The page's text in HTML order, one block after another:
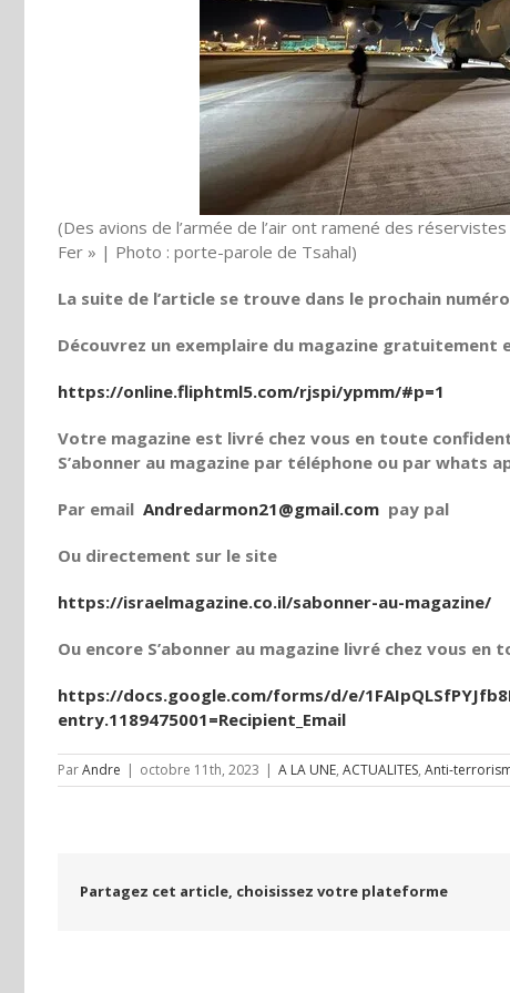
(Des avions de l’armée de l’air ont ramené des
Fer » | Photo : porte-parole de Tsahal)
La suite de l’article se trouve dans le prochain
Découvrez un exemplaire du magazine
https://online.fliphtml5.com/rjspi/ypmm/#p=1
Votre magazine est livré chez vous en toute
S’abonner au magazine par téléphone ou par whats
Par email Andredarmon21@gmail.com pay pal
Ou directement sur le site
https://israelmagazine.co.il/sabonner-au-magazine/
Ou encore S’abonner au magazine livré chez vous
https://docs.google.com/forms/d/e/
entry.1189475001=Recipient_Email
ParAndre | octobre 11th, 2023 | A LA UNE, ACTUALITES, Anti-
Partagez cet article, choisissez votre plateforme